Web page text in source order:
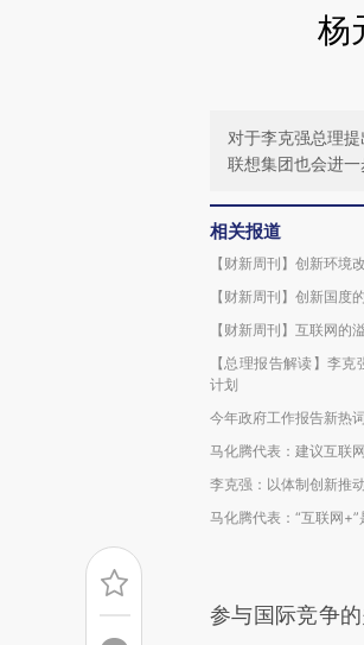
杨
对于李克强总理
联想集团也会进
相关报道
【财新周刊】创新环境
【财新周刊】创新国度
【财新周刊】互联网的
【总理报告解读】李
计划
今年政府工作报告新热
马化腾代表：建议互联
李克强：以体制创新推
马化腾代表：“互联网
参与国际竞争